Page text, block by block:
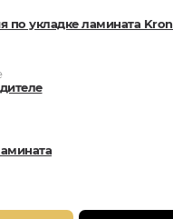
по укладке ламината